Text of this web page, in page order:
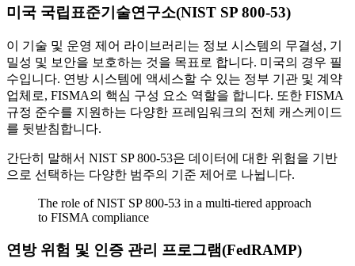
미국 국립표준기술연구소(NIST SP 800-53)
이 기술 및 운영 제어 라이브러리는 정보 시스템의 무결성, 기
밀성 및 보안을 보호하는 것을 목표로 합니다. 미국의 경우 필
수입니다. 연방 시스템에 액세스할 수 있는 정부 기관 및 계약
업체로, FISMA의 핵심 구성 요소 역할을 합니다. 또한 FISMA
규정 준수를 지원하는 다양한 프레임워크의 전체 캐스케이드
를 뒷받침합니다.
간단히 말해서 NIST SP 800-53은 데이터에 대한 위험을 기반
으로 선택하는 다양한 범주의 기준 제어로 나뉩니다.
The role of NIST SP 800-53 in a multi-tiered approach
to FISMA compliance
연방 위험 및 인증 관리 프로그램(FedRAMP)